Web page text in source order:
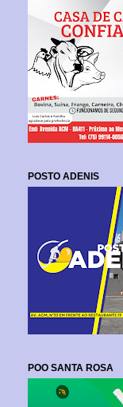
POSTO ADENIS
POO SANTA ROSA